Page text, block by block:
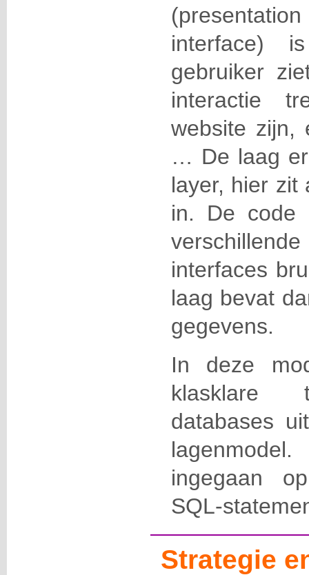
interface)
gebruiker
interactie
website zijn,
… De laag
layer, hier zit
in. De code
interfaces
laag bevat
gegevens.
In deze
klasklare
databases
ingegaan
SQL-
Strategie